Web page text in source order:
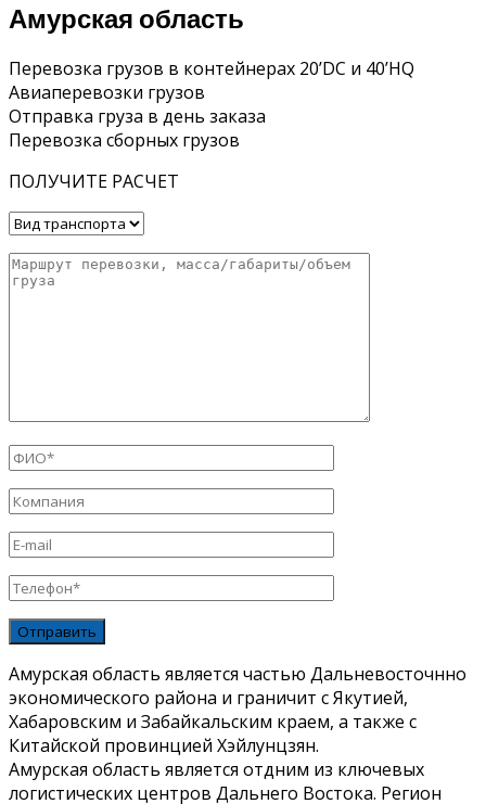
Амурская область
Перевозка грузов в контейнерах 20’DC и 40’HQ
Авиаперевозки грузов
Отправка груза в день заказа
Перевозка сборных грузов
ПОЛУЧИТЕ РАСЧЕТ
Амурская область является частью Дальневосточнно
экономического района и граничит с Якутией,
Хабаровским и Забайкальским краем, а также с
Китайской провинцией Хэйлунцзян.
Амурская область является отдним из ключевых
логистических центров Дальнего Востока. Регион